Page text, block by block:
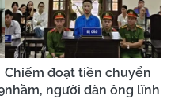
Chiếm đoạt tiền chuyển
nhầm, người đàn ông lĩnh